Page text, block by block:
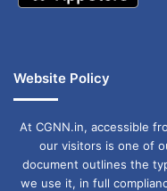
मुख्य सचिव की कार्य
Website Policy
At CGNN.in, accessible
our visitors is one of
document outlines the
we use it, in full